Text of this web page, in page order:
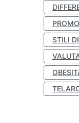
STILI